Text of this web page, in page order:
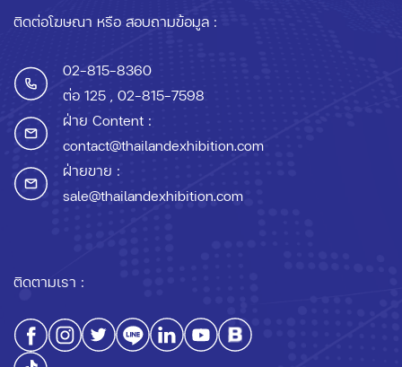
ติดต่อโฆษณา หรือ สอบถามข้อมูล :
02-815-8360
ต่อ 125 , 02-815-7598
ฝ่าย Content :
contact@thailandexhibition.com
ฝ่ายขาย :
sale@thailandexhibition.com
ติดตามเรา :